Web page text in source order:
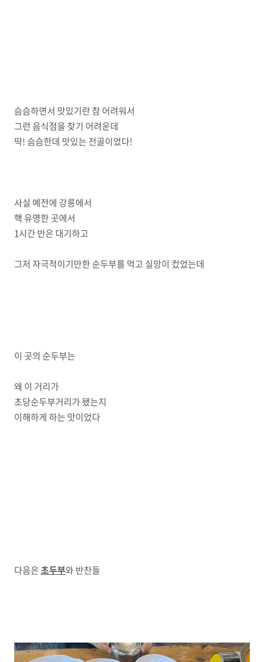
슴슴하면서 맛있기란 참 어려워서
그런 음식점을 찾기 어려운데
딱! 슴슴한데 맛있는 전골이었다!
사실 예전에 강릉에서
핵 유명한 곳에서
1시간 반은 대기하고
그저 자극적이기만한 순두부를 먹고 실망이 컸었는데
이 곳의 순두부는
왜 이 거리가
초당순두부거리가 됐는지
이해하게 하는 맛이었다
다음은초두부와 반찬들